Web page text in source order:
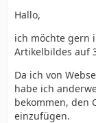
Hallo,
ich möchte gern
Artikelbildes auf
Da ich von
habe ich
bekommen, den
einzufügen.